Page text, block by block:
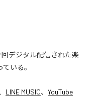
回デジタル配信された楽
ている。
LINE MUSIC、 YouTube